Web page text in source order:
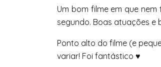
Um bom filme em que
segundo. Boas atuações e
Ponto alto do filme (e
variar! Foi fantástico ♥